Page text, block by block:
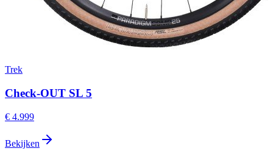
Trek
Check-OUT SL 5
€ 4.999
Bekijken